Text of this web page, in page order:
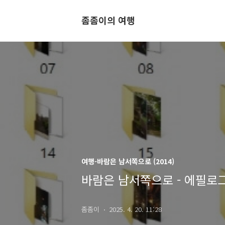
좀좀이의 여행
여행-바람은 남서쪽으로 (2014)
바람은 남서쪽으로 - 에필로
좀좀이 2025. 4. 20. 11:28